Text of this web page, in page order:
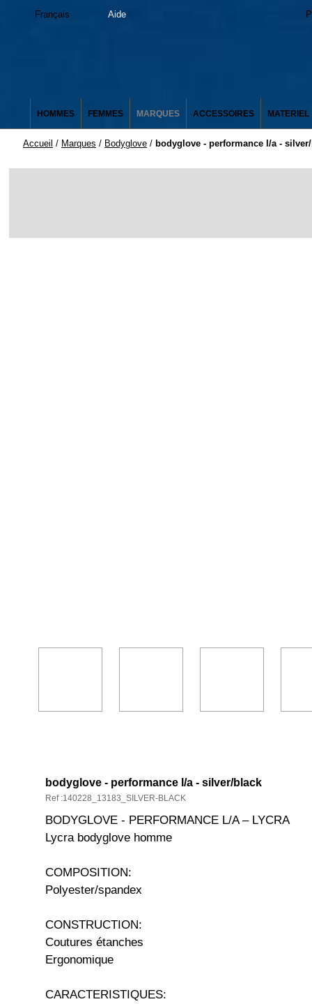
Français Aide
HOMMES FEMMES MARQUES ACCESSOIRES MATERIEL
Accueil / Marques / Bodyglove / bodyglove - performance l/a -
bodyglove - performance l/a - silver/black
Ref :140228_13183_SILVER-BLACK
BODYGLOVE - PERFORMANCE L/A – LYCRA
Lycra bodyglove homme
COMPOSITION:
Polyester/spandex
CONSTRUCTION:
Coutures étanches
Ergonomique
CARACTERISTIQUES: